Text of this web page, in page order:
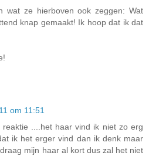
wat ze hierboven ook zeggen: Wat
knap gemaakt! Ik hoop dat ik dat
om 11:51
reaktie ....het haar vind ik niet zo erg
ik het erger vind dan ik denk maar
mijn haar al kort dus zal het niet